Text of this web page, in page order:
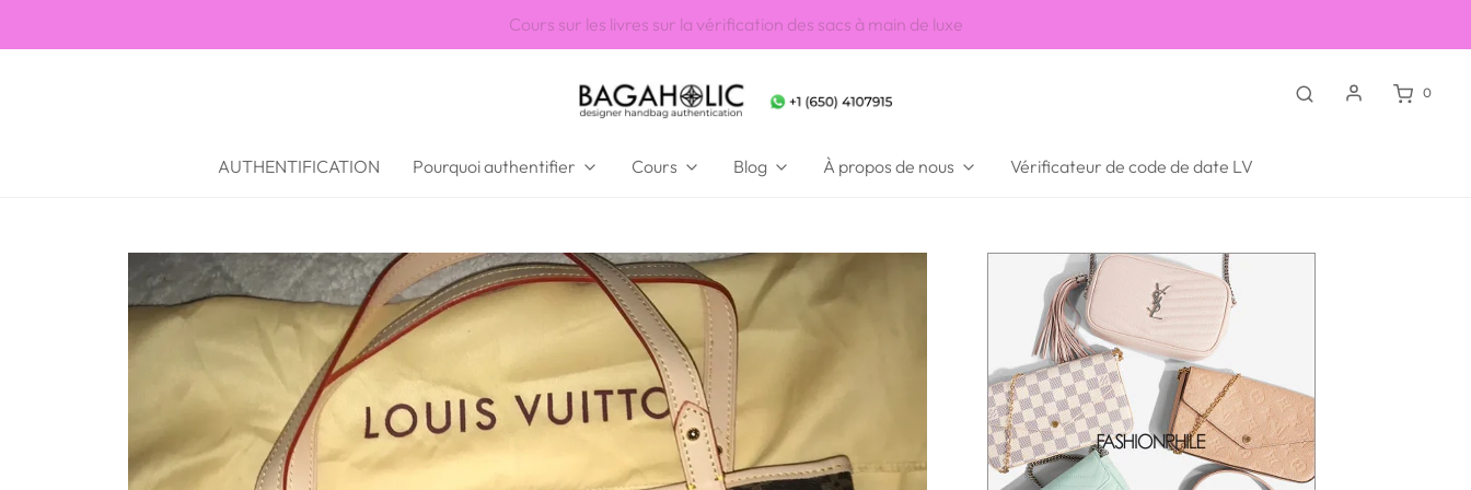
Approuvé par eBay, PayPal et 10 000 clients dans 87 pays
0
AUTHENTIFICATION Pourquoi authentifier Cours Blog À propos de nous Vérificateur de code de date LV